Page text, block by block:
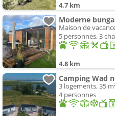
4.7 km
Moderne
Maison de
5 personnes, 3
4.8 km
Camping Wad
3 logements, 35
4 personnes